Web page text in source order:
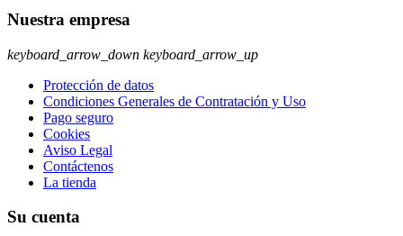
Nuestra empresa
keyboard_arrow_down keyboard_arrow_up
Protección de datos
Condiciones Generales de Contratación y Uso
Pago seguro
Cookies
Aviso Legal
Contáctenos
La tienda
Su cuenta